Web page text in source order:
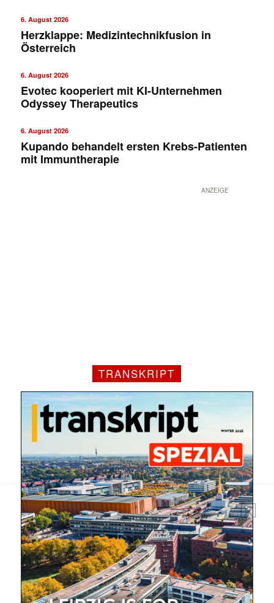
jede Woche aktuell informiert.
E-
Mail
(erforderlich)
6. August 2026
Herzklappe: Medizintechnikfusion in
Österreich
6. August 2026
Evotec kooperiert mit KI-Unternehmen
Odyssey Therapeutics
6. August 2026
Kupando behandelt ersten Krebs-Patienten
mit Immuntherapie
ANZEIGE
TRANSKRIPT